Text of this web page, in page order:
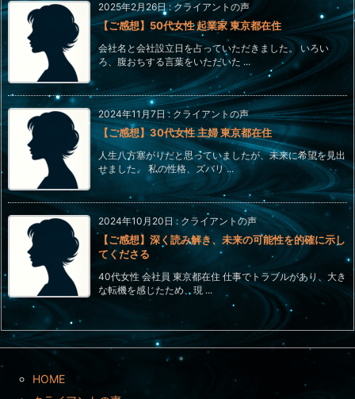
2025年2月26日:クライアントの声
【ご感想】50代女性 起業家 東京都在住
会社名と会社設立日を占っていただきました。 いろい
ろ、腹おちする言葉をいただいた ...
2024年11月7日: クライアントの声
【ご感想】30代女性 主婦 東京都在住
人生八方塞がりだと思っていましたが、未来に希望を見出
せました。 私の性格、ズバリ ...
2024年10月20日 : クライアントの声
【ご感想】深く読み解き、未来の可能性を的確に示し
てくださる
40代女性 会社員 東京都在住 仕事でトラブルがあり、大き
な転機を感じたため、現 ...
HOME